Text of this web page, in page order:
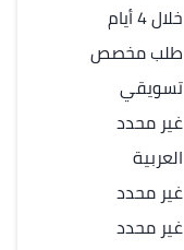
خلال 4 أيام
طلب مخصص
تسويقي
غير محدد
العربية
غير محدد
غير محدد